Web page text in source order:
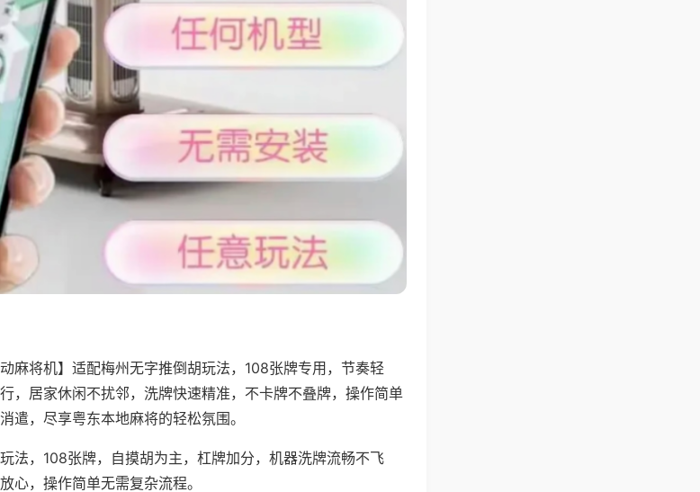
麻将机】适配梅州无字推倒胡玩法，108张牌专用，节奏轻
，居家休闲不扰邻，洗牌快速精准，不卡牌不叠牌，操作简单
遣，尽享粤东本地麻将的轻松氛围。
法，108张牌，自摸胡为主，杠牌加分，机器洗牌流畅不飞
心，操作简单无需复杂流程。